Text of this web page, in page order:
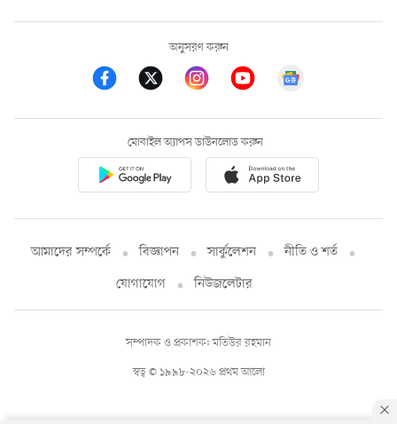
অনুসরণ করুন
মোবাইল অ্যাপস ডাউনলোড করুন
আমাদের সম্পর্কে বিজ্ঞাপন সার্কুলেশন
নীতি ও শর্ত
যোগাযোগ
নিউজলেটার
স্বত্ব © ১৯৯৮-২০২৬ প্রথম আলো
সম্পাদক ও প্রকাশক: মতিউর রহমান